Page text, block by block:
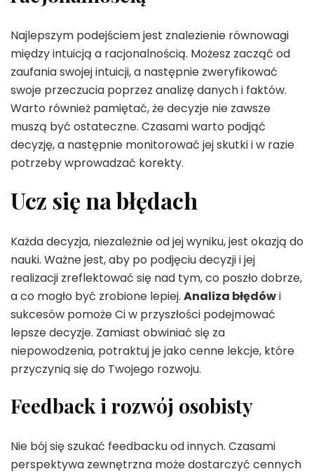
Najlepszym podejściem jest znalezienie równowagi
między intuicją a racjonalnością. Możesz zacząć od
zaufania swojej intuicji, a następnie zweryfikować
swoje przeczucia poprzez analizę danych i faktów.
Warto również pamiętać, że decyzje nie zawsze
muszą być ostateczne. Czasami warto podjąć
decyzję, a następnie monitorować jej skutki i w razie
potrzeby wprowadzać korekty.
Ucz się na błędach
Każda decyzja, niezależnie od jej wyniku, jest okazją do
nauki. Ważne jest, aby po podjęciu decyzji i jej
realizacji zreflektować się nad tym, co poszło dobrze,
a co mogło być zrobione lepiej. Analiza błędówi
sukcesów pomoże Ci w przyszłości podejmować
lepsze decyzje. Zamiast obwiniać się za
niepowodzenia, potraktuj je jako cenne lekcje, które
przyczynią się do Twojego rozwoju.
Feedback i rozwój osobisty
Nie bój się szukać feedbacku od innych. Czasami
perspektywa zewnętrzna może dostarczyć cennych